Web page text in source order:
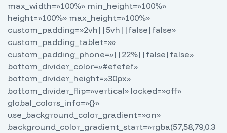
max_width=»100%» min_height=»100%»
height=»100%» max_height=»100%»
custom_padding=»2vh||5vh||false|false»
custom_padding_tablet=»»
custom_padding_phone=»||22%||false|false»
bottom_divider_color=»#efefef»
bottom_divider_height=»30px»
bottom_divider_flip=»vertical» locked=»off»
global_colors_info=»{}»
use_background_color_gradient=»on»
background_color_gradient_start=»rgba(57,58,79,0.3